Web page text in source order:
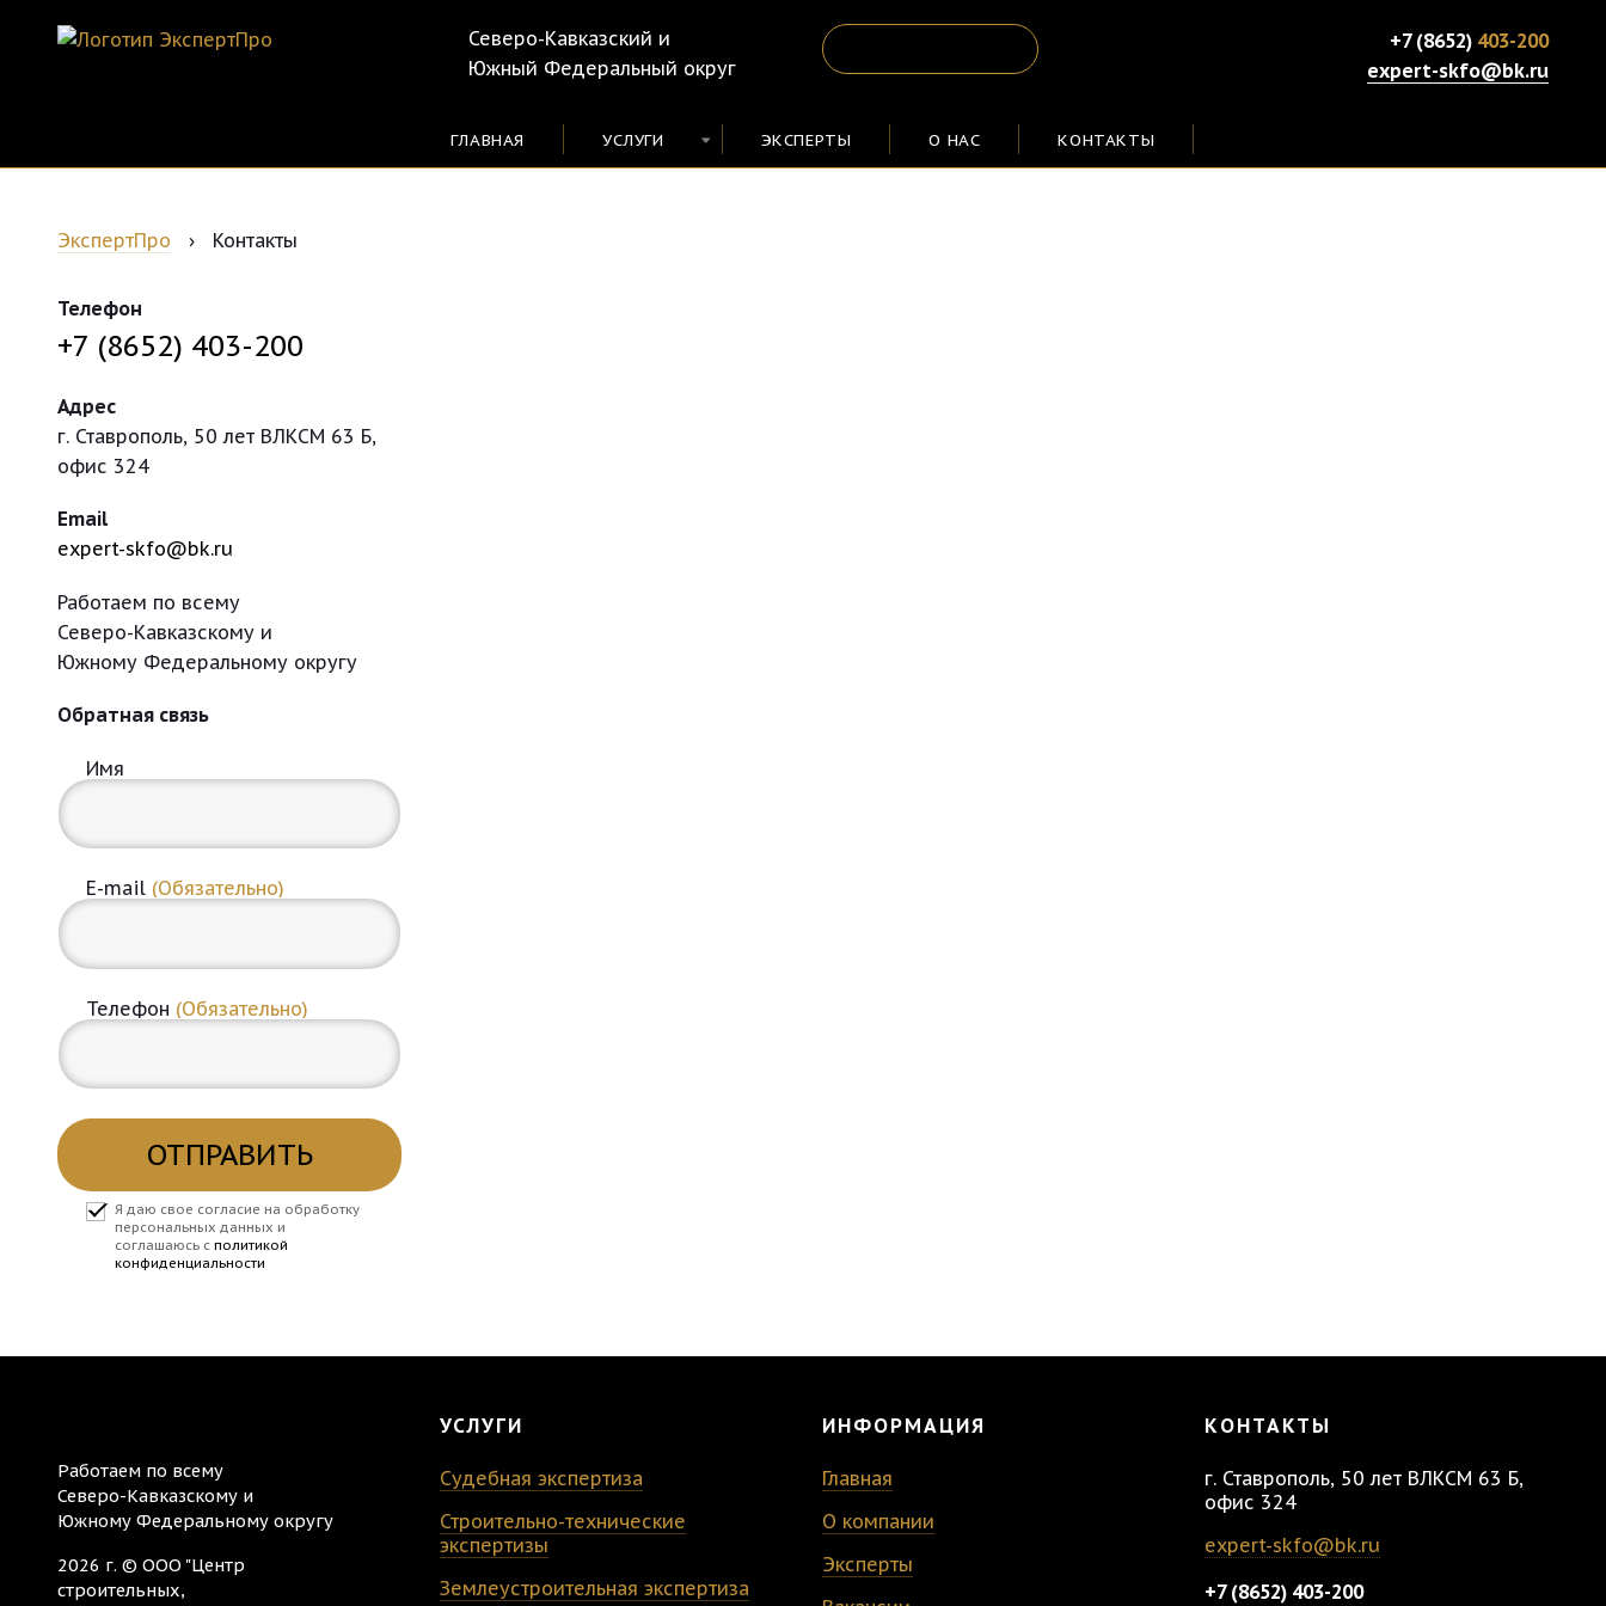
Северо-Кавказский и
Южный Федеральный округ
+7 (8652) 403-200
expert-skfo@bk.ru
ГЛАВНАЯ УСЛУГИ ЭКСПЕРТЫ О НАС КОНТАКТЫ
ЭкспертПро › Контакты
Телефон
+7 (8652) 403-200
Адрес
г. Ставрополь, 50 лет ВЛКСМ 63 Б,
офис 324
Email
expert-skfo@bk.ru
Работаем по всему
Северо-Кавказскому и
Южному Федеральному округу
Обратная связь
Имя
E-mail (Обязательно)
Телефон (Обязательно)
ОТПРАВИТЬ
Я даю свое согласие на обработку
персональных данных и
соглашаюсь с политикой
конфиденциальности
Работаем по всему
Северо-Кавказскому и
Южному Федеральному округу
2026 г. © ООО "Центр
строительных,
УСЛУГИ
Судебная экспертиза
Строительно-технические
экспертизы
Землеустроительная экспертиза
ИНФОРМАЦИЯ
Главная
О компании
Эксперты
КОНТАКТЫ
г. Ставрополь, 50 лет ВЛКСМ 63 Б,
офис 324
expert-skfo@bk.ru
+7 (8652) 403-200